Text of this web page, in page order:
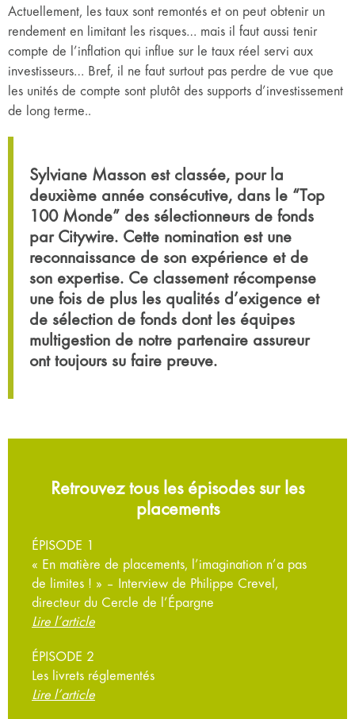
Actuellement, les taux sont remontés et on peut obtenir un
rendement en limitant les risques… mais il faut aussi tenir
compte de l’inflation qui influe sur le taux réel servi aux
investisseurs… Bref, il ne faut surtout pas perdre de vue que
les unités de compte sont plutôt des supports d’investissement
de long terme..
Sylviane Masson est classée, pour la
deuxième année consécutive, dans le “Top
100 Monde” des sélectionneurs de fonds
par Citywire. Cette nomination est une
reconnaissance de son expérience et de
son expertise. Ce classement récompense
une fois de plus les qualités d’exigence et
de sélection de fonds dont les équipes
multigestion de notre partenaire assureur
ont toujours su faire preuve.
Retrouvez tous les épisodes sur les
placements
ÉPISODE 1
« En matière de placements, l’imagination n’a pas
de limites ! » – Interview de Philippe Crevel,
directeur du Cercle de l’Épargne
Lire l’article
ÉPISODE 2
Les livrets réglementés
Lire l’article